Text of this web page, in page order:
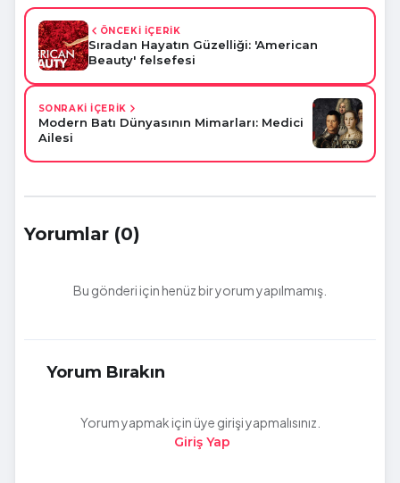
ÖNCEKİ İÇERİK
Sıradan Hayatın Güzelliği: 'American
Beauty' felsefesi
SONRAKİ İÇERİK
Modern Batı Dünyasının Mimarları: Medici
Ailesi
Yorumlar (0)
Bu gönderi için henüz bir yorum yapılmamış.
Yorum Bırakın
Yorum yapmak için üye girişi yapmalısınız.
Giriş Yap